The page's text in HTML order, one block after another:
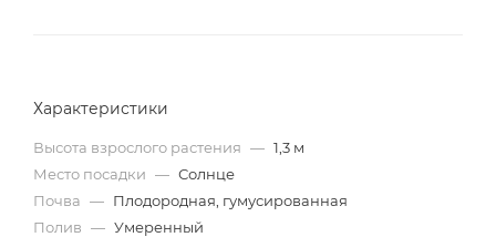
Характеристики
Высота взрослого растения — 1,3 м
Место посадки — Солнце
Почва — Плодородная, гумусированная
Полив — Умеренный